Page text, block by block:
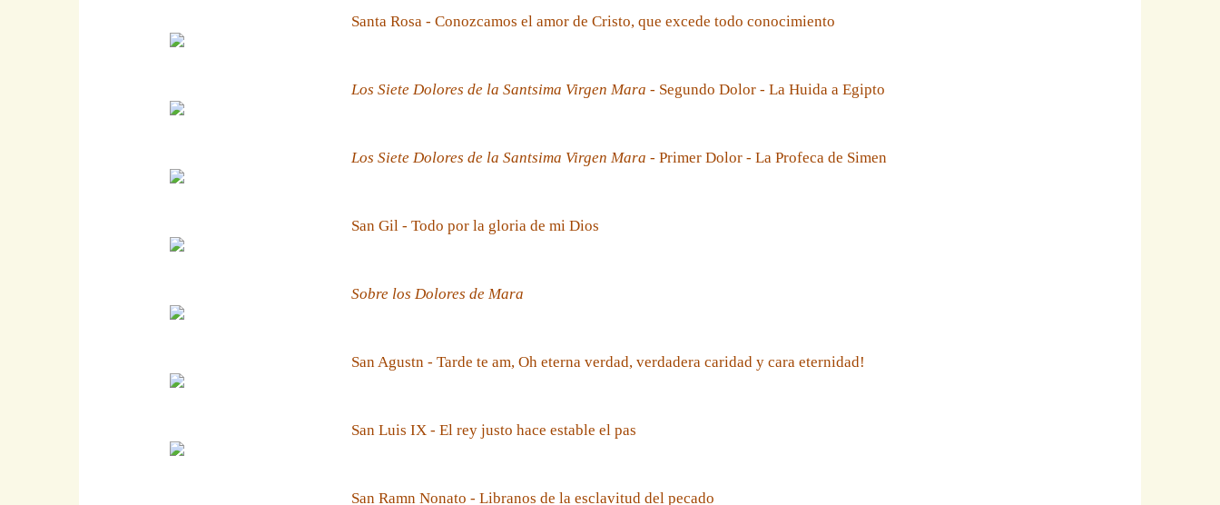
Santa Rosa - Conozcamos el amor de Cristo, que excede todo conocimiento
Los Siete Dolores de la Santsima Virgen Mara - Segundo Dolor - La Huida a Egipto
Los Siete Dolores de la Santsima Virgen Mara - Primer Dolor - La Profeca de Simen
San Gil - Todo por la gloria de mi Dios
Sobre los Dolores de Mara
San Agustn - Tarde te am, Oh eterna verdad, verdadera caridad y cara eternidad!
San Luis IX - El rey justo hace estable el pas
San Ramn Nonato - Libranos de la esclavitud del pecado